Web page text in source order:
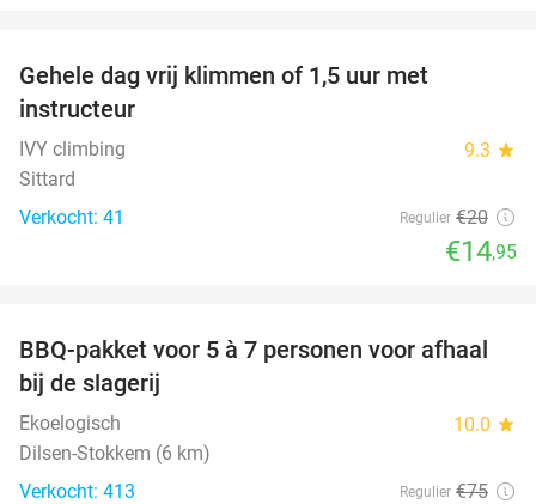
Gehele dag vrij klimmen of 1,5 uur met
instructeur
IVY climbing 9.3 star
Sittard
Verkocht: 41
Regulier €20
€14,95
35%
BBQ-pakket voor 5 à 7 personen voor afhaal
bij de slagerij
Ekoelogisch 10.0 star
Dilsen-Stokkem (6 km)
Verkocht: 413
Regulier €75